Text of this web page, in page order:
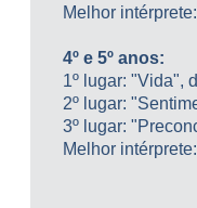
Melhor
4º e 5º anos:
1º lugar: "Vida",
2º lugar:
3º lugar:
Melhor